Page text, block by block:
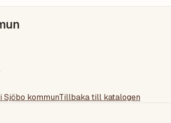
Sjöbo kommunTillbaka till katalogen